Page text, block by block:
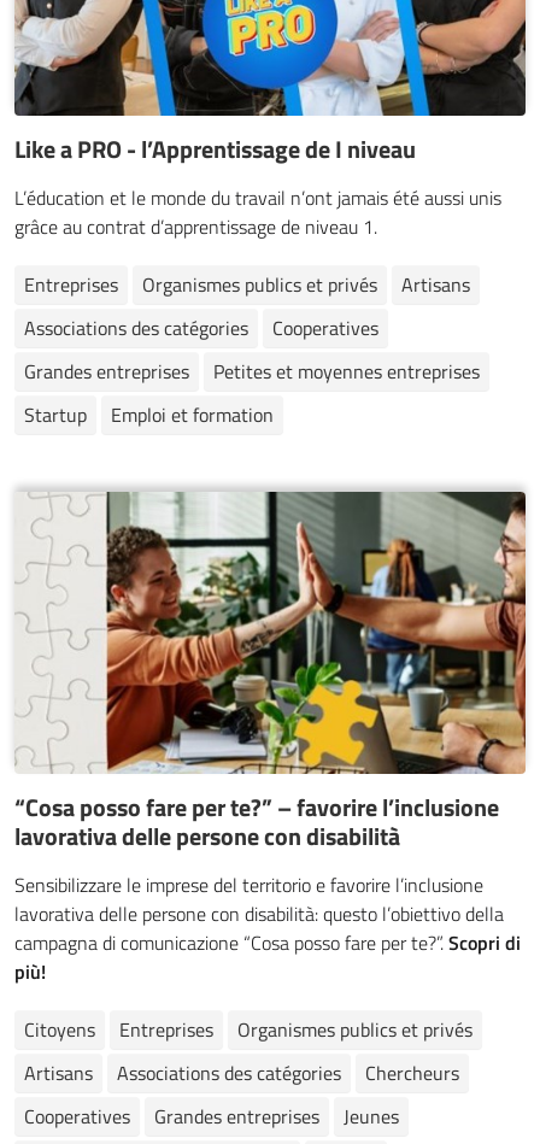
Like a PRO - l’Apprentissage de I niveau
L’éducation et le monde du travail n’ont jamais été aussi unis
grâce au contrat d’apprentissage de niveau 1.
Entreprises
Organismes publics et privés
Artisans
Associations des catégories
Cooperatives
Grandes entreprises
Petites et moyennes entreprises
Startup
Emploi et formation
“Cosa posso fare per te?” – favorire l’inclusione
lavorativa delle persone con disabilità
Sensibilizzare le imprese del territorio e favorire l’inclusione
lavorativa delle persone con disabilità: questo l’obiettivo della
campagna di comunicazione “Cosa posso fare per te?”.Scopri di
più!
Citoyens
Entreprises
Organismes publics et privés
Artisans
Associations des catégories
Chercheurs
Cooperatives
Grandes entreprises
Jeunes